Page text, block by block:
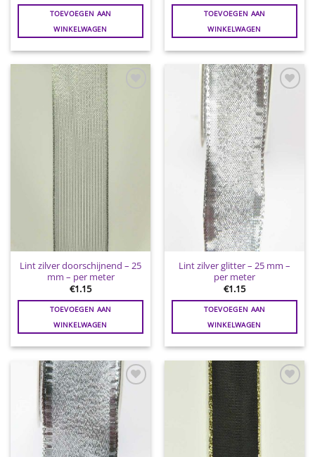
TOEVOEGEN AAN
WINKELWAGEN
TOEVOEGEN AAN
WINKELWAGEN
Toevoegen
wenslijst
Lint zilver doorschijnend – 25
mm – per meter
€1.15
TOEVOEGEN AAN
WINKELWAGEN
Toevoegen
wenslijst
Lint zilver glitter – 25 mm –
per meter
€1.15
TOEVOEGEN AAN
WINKELWAGEN
Toevoegen
aan
wenslijst
Toevoegen